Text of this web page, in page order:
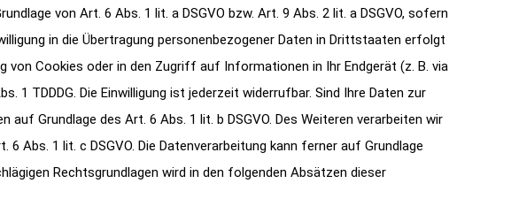
von Art. 6 Abs. 1 lit. a DSGVO bzw. Art. 9 Abs. 2 lit. a DSGVO, sofern
in die Übertragung personenbezogener Daten in Drittstaaten erfolgt
von Cookies oder in den Zugriff auf Informationen in Ihr Endgerät (z. B. via
1 TDDDG. Die Einwilligung ist jederzeit widerrufbar. Sind Ihre Daten zur
Grundlage des Art. 6 Abs. 1 lit. b DSGVO. Des Weiteren verarbeiten wir
Abs. 1 lit. c DSGVO. Die Datenverarbeitung kann ferner auf Grundlage
Rechtsgrundlagen wird in den folgenden Absätzen dieser